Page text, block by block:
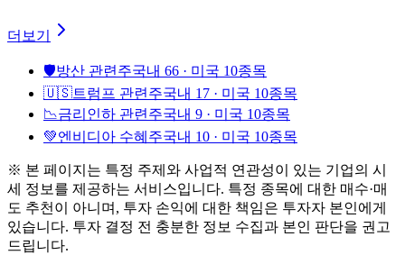
더보기
🛡️방산 관련주국내 66 · 미국 10종목
🇺🇸트럼프 관련주국내 17 · 미국 10종목
📉금리인하 관련주국내 9 · 미국 10종목
💚엔비디아 수혜주국내 10 · 미국 10종목
※ 본 페이지는 특정 주제와 사업적 연관성이 있는 기업의 시
세 정보를 제공하는 서비스입니다. 특정 종목에 대한 매수·매
도 추천이 아니며, 투자 손익에 대한 책임은 투자자 본인에게
있습니다. 투자 결정 전 충분한 정보 수집과 본인 판단을 권고
드립니다.